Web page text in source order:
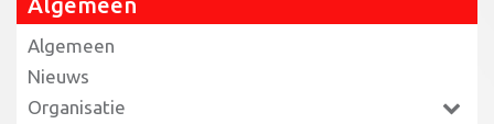
Algemeen
Nieuws
Organisatie